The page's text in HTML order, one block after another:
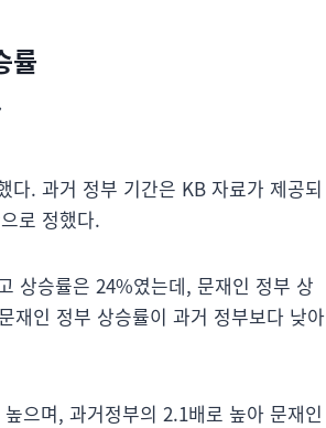
률
다. 과거 정부 기간은 KB 자료가 제공되
로 정했다.
상승률은 24%였는데, 문재인 정부 상
재인 정부 상승률이 과거 정부보다 낮아
으며, 과거정부의 2.1배로 높아 문재인